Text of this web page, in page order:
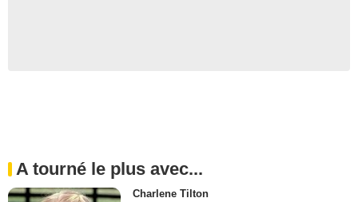
A tourné le plus avec...
Charlene Tilton